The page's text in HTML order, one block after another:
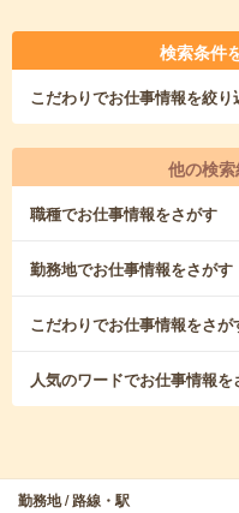
検索条件
こだわりでお仕事情報を絞り
他の検
職種でお仕事情報をさがす
勤務地でお仕事情報をさがす
こだわりでお仕事情報をさが
人気のワードでお仕事情報を
勤務地 / 路線・駅